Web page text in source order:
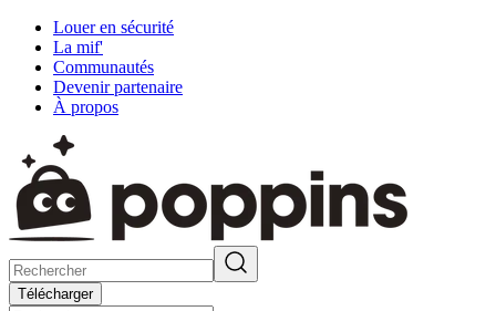
Louer en sécurité
La mif'
Communautés
Devenir partenaire
À propos
Télécharger